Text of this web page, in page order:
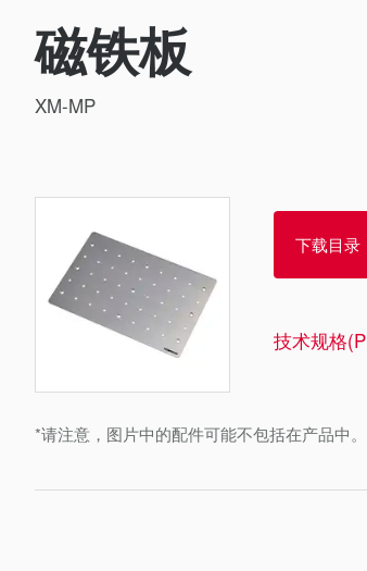
磁铁板
XM-MP
*请注意，图片中的配件可能不包括在产品中。
下载目录
技术规格